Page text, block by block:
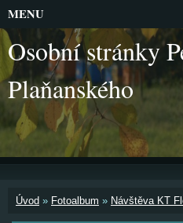
Osobní stránky
Plaňanského
Úvod » Fotoalbum » Návštěva KT
MENU